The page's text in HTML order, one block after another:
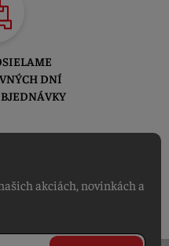
DNÍ
akciách, novinkách a